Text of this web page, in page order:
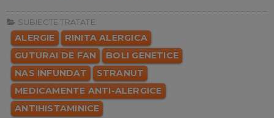
SUBIECTE TRATATE:
ALERGIE
RINITA ALERGICA
GUTURAI DE FAN
BOLI GENETICE
NAS INFUNDAT
STRANUT
MEDICAMENTE ANTI-ALERGICE
ANTIHISTAMINICE